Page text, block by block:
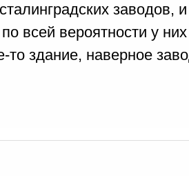
заводов,
всей вероятности у
то здание, наверное